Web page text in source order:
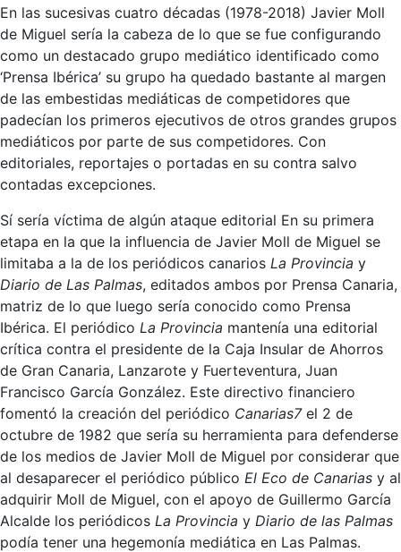
En las sucesivas cuatro décadas (1978-2018) Javier Moll
de Miguel sería la cabeza de lo que se fue configurando
como un destacado grupo mediático identificado como
‘Prensa Ibérica’ su grupo ha quedado bastante al margen
de las embestidas mediáticas de competidores que
padecían los primeros ejecutivos de otros grandes grupos
mediáticos por parte de sus competidores. Con
editoriales, reportajes o portadas en su contra salvo
contadas excepciones.
Sí sería víctima de algún ataque editorial En su primera
etapa en la que la influencia de Javier Moll de Miguel se
limitaba a la de los periódicos canarios La Provincia y
Diario de Las Palmas, editados ambos por Prensa Canaria,
matriz de lo que luego sería conocido como Prensa
Ibérica. El periódico La Provincia mantenía una editorial
crítica contra el presidente de la Caja Insular de Ahorros
de Gran Canaria, Lanzarote y Fuerteventura, Juan
Francisco García González. Este directivo financiero
fomentó la creación del periódico Canarias7 el 2 de
octubre de 1982 que sería su herramienta para defenderse
de los medios de Javier Moll de Miguel por considerar que
al desaparecer el periódico público El Eco de Canarias y al
adquirir Moll de Miguel, con el apoyo de Guillermo García
Alcalde los periódicos La Provincia y Diario de las Palmas
podía tener una hegemonía mediática en Las Palmas.